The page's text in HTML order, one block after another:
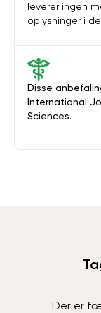
Disse
International
Sciences.
leverer ingen
oplysninger i
Der er